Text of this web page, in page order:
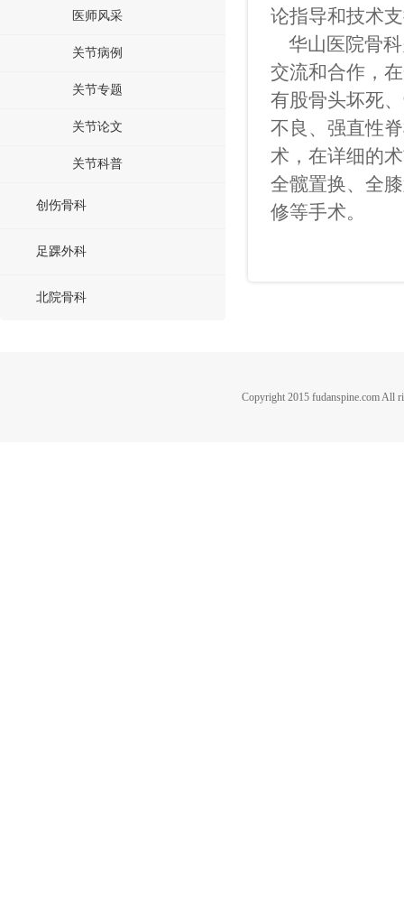
医师风采
关节病例
关节专题
关节论文
关节科普
创伤骨科
足踝外科
北院骨科
论指导和技术
华山医院骨科
交流和合作，
有股骨头坏死
不良、强直性
术，在详细的
全髋置换、全
修等手术。
Copyright 2015 fudanspine.com